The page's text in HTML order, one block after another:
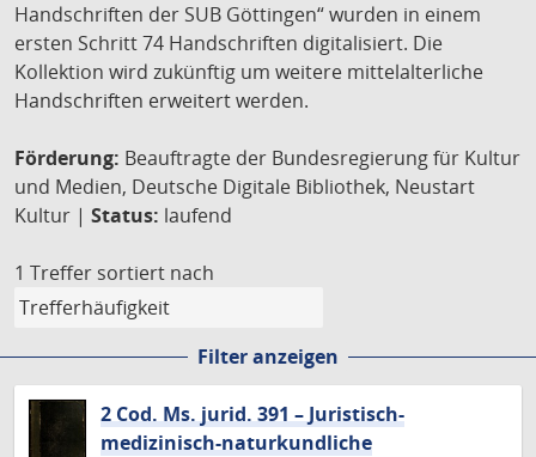
Handschriften der SUB Göttingen“ wurden in einem
ersten Schritt 74 Handschriften digitalisiert. Die
Kollektion wird zukünftig um weitere mittelalterliche
Handschriften erweitert werden.
Förderung: Beauftragte der Bundesregierung für Kultur
und Medien, Deutsche Digitale Bibliothek, Neustart
Kultur | Status: laufend
1 Treffer sortiert nach
Filter anzeigen
2 Cod. Ms. jurid. 391 – Juristisch-
medizinisch-naturkundliche